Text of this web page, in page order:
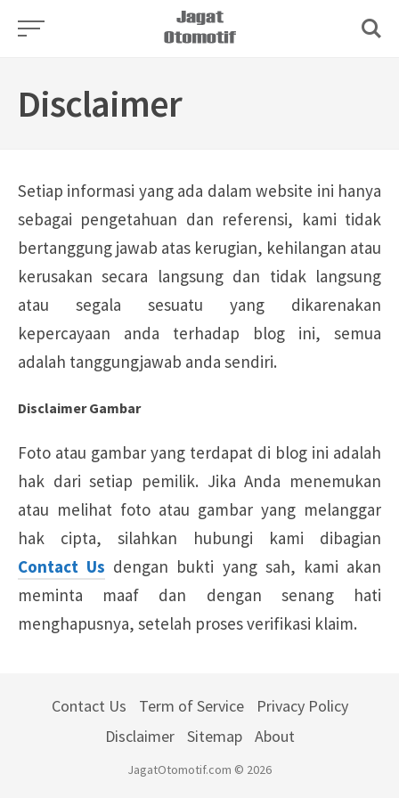
Skip
Disclaimer
Setiap informasi yang ada dalam website ini hanya
sebagai pengetahuan dan referensi, kami tidak
bertanggung jawab atas kerugian, kehilangan atau
kerusakan secara langsung dan tidak langsung
atau segala sesuatu yang dikarenakan
kepercayaan anda terhadap blog ini, semua
adalah tanggungjawab anda sendiri.
Disclaimer Gambar
Foto atau gambar yang terdapat di blog ini adalah
hak dari setiap pemilik. Jika Anda menemukan
atau melihat foto atau gambar yang melanggar
hak cipta, silahkan hubungi kami dibagian
Contact Us dengan bukti yang sah, kami akan
meminta maaf dan dengan senang hati
menghapusnya, setelah proses verifikasi klaim.
Contact Us Term of Service
Privacy Policy
Disclaimer
Sitemap About
JagatOtomotif.com © 2026